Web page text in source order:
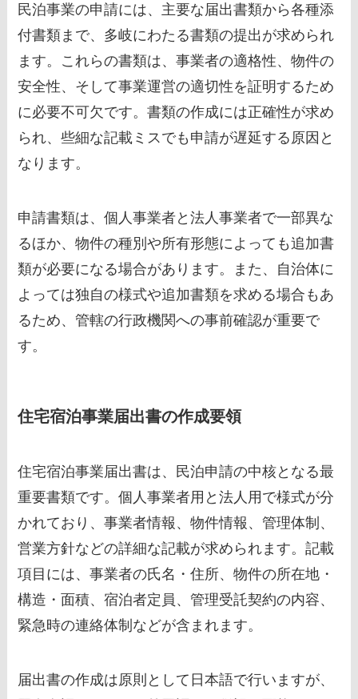
民泊事業の申請には、主要な届出書類から各種添
付書類まで、多岐にわたる書類の提出が求められ
ます。これらの書類は、事業者の適格性、物件の
安全性、そして事業運営の適切性を証明するため
に必要不可欠です。書類の作成には正確性が求め
られ、些細な記載ミスでも申請が遅延する原因と
なります。
申請書類は、個人事業者と法人事業者で一部異な
るほか、物件の種別や所有形態によっても追加書
類が必要になる場合があります。また、自治体に
よっては独自の様式や追加書類を求める場合もあ
るため、管轄の行政機関への事前確認が重要で
す。
住宅宿泊事業届出書の作成要領
住宅宿泊事業届出書は、民泊申請の中核となる最
重要書類です。個人事業者用と法人用で様式が分
かれており、事業者情報、物件情報、管理体制、
営業方針などの詳細な記載が求められます。記載
項目には、事業者の氏名・住所、物件の所在地・
構造・面積、宿泊者定員、管理受託契約の内容、
緊急時の連絡体制などが含まれます。
届出書の作成は原則として日本語で行いますが、